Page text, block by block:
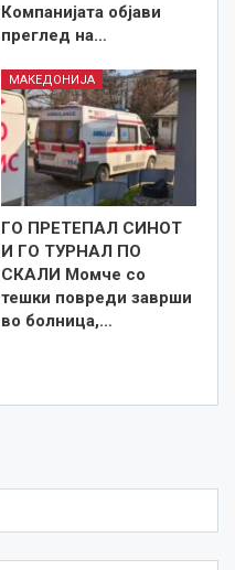
Компанијата објави
преглед на…
МАКЕДОНИЈА
ГО ПРЕТЕПАЛ СИНОТ
И ГО ТУРНАЛ ПО
СКАЛИ Момче со
тешки повреди заврши
во болница,…